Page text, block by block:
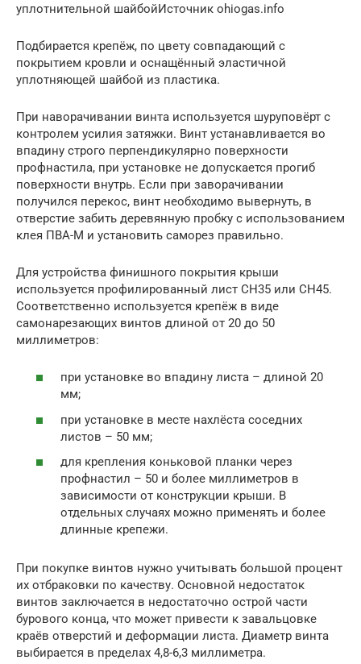
уплотнительной шайбойИсточник ohiogas.info
Подбирается крепёж, по цвету совпадающий с
покрытием кровли и оснащённый эластичной
уплотняющей шайбой из пластика.
При наворачивании винта используется шуруповёрт с
контролем усилия затяжки. Винт устанавливается во
впадину строго перпендикулярно поверхности
профнастила, при установке не допускается прогиб
поверхности внутрь. Если при заворачивании
получился перекос, винт необходимо вывернуть, в
отверстие забить деревянную пробку с использованием
клея ПВА-М и установить саморез правильно.
Для устройства финишного покрытия крыши
используется профилированный лист СН35 или СН45.
Соответственно используется крепёж в виде
самонарезающих винтов длиной от 20 до 50
миллиметров:
при установке во впадину листа – длиной 20
мм;
при установке в месте нахлёста соседних
листов – 50 мм;
для крепления коньковой планки через
профнастил – 50 и более миллиметров в
зависимости от конструкции крыши. В
отдельных случаях можно применять и более
длинные крепежи.
При покупке винтов нужно учитывать большой процент
их отбраковки по качеству. Основной недостаток
винтов заключается в недостаточно острой части
бурового конца, что может привести к завальцовке
краёв отверстий и деформации листа. Диаметр винта
выбирается в пределах 4,8-6,3 миллиметра.